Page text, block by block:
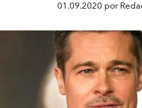
01.09.2020 por